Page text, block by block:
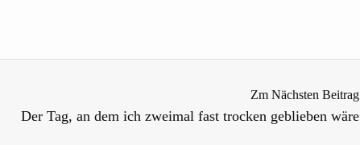
Zm Nächsten Beitrag
Der Tag, an dem ich zweimal fast trocken geblieben wäre